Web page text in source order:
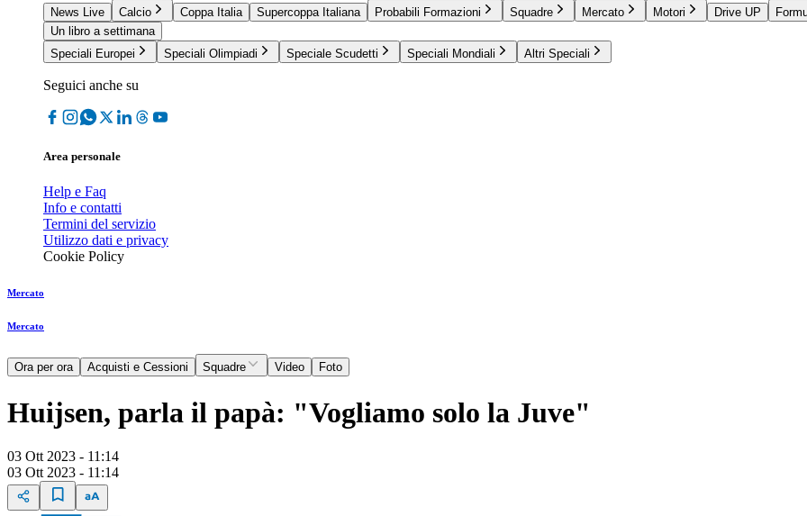
News Live
Calcio Coppa Italia Supercoppa Italiana Probabili Formazioni Squadre Mercato Motori Drive UP
Un libro a settimana
Speciali Europei
Speciali Olimpiadi Speciale Scudetti Speciali Mondiali Altri Speciali
Seguici anche su
Area personale
Help e Faq
Info e contatti
Termini del servizio
Utilizzo dati e privacy
Cookie Policy
Mercato
Mercato
Ora per ora Acquisti e Cessioni Squadre Video Foto
Huijsen, parla il papà: "Vogliamo solo la Juve"
03 Ott 2023 - 11:14
03 Ott 2023 - 11:14